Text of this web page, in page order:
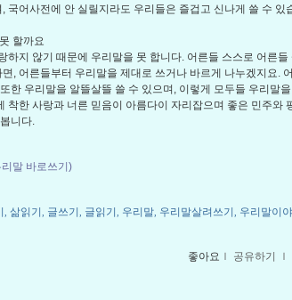
국어사전에 안 실릴지라도 우리들은 즐겁고 신나게 쓸 수 있
할까요
하지 않기 때문에 우리말을 못 합니다. 어른들 스스로 어른들
, 어른들부터 우리말을 제대로 쓰거나 바르게 나누겠지요.
한 우리말을 알뜰살뜰 쓸 수 있으며, 이렇게 모두들 우리말
착한 사랑과 너른 믿음이 아름다이 자리잡으며 좋은 민주와
니다.
말 바로쓰기)
삶읽기 글쓰기 글읽기 우리말 우리말살려쓰기 우리말이야
좋아요 ｌ 공유하기 ｌ